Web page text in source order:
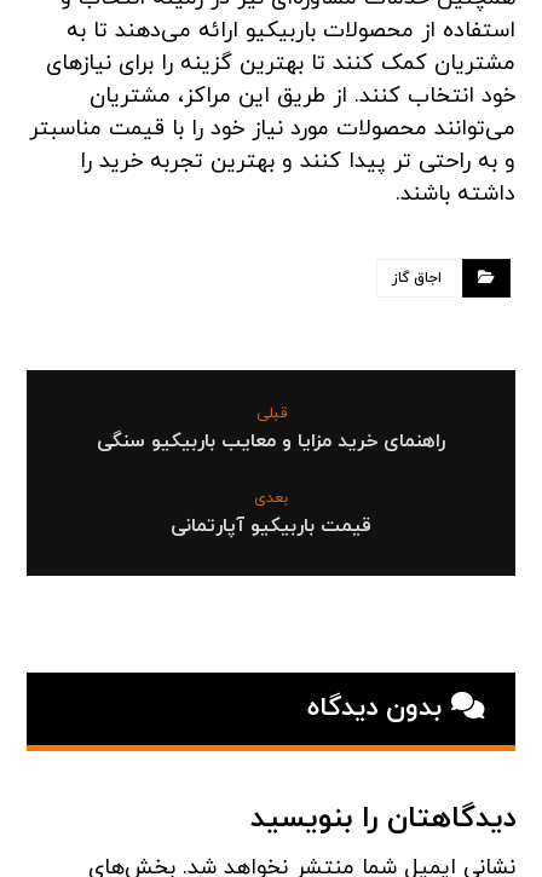
استفاده از محصولات باربیکیو ارائه می‌دهند تا به
مشتریان کمک کنند تا بهترین گزینه را برای نیازهای
خود انتخاب کنند. از طریق این مراکز، مشتریان
می‌توانند محصولات مورد نیاز خود را با قیمت مناسبتر
و به راحتی تر پیدا کنند و بهترین تجربه خرید را
داشته باشند.
اجاق گاز
قبلی
راهنمای خرید مزایا و معایب باربیکیو سنگی
بعدی
قیمت باربیکیو آپارتمانی
بدون دیدگاه
دیدگاهتان را بنویسید
نشانی ایمیل شما منتشر نخواهد شد. بخش‌های